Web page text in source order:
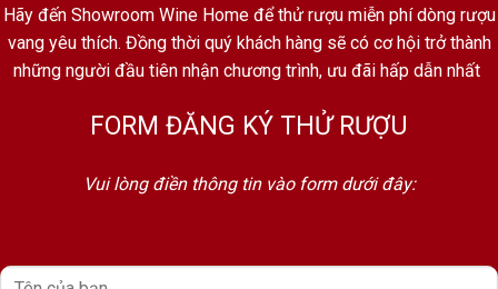
Hãy đến Showroom Wine Home để thử rượu miễn phí dòng rượu
vang yêu thích. Đồng thời quý khách hàng sẽ có cơ hội trở thành
những người đầu tiên nhận chương trình, ưu đãi hấp dẫn nhất
FORM ĐĂNG KÝ THỬ RƯỢU
Vui lòng điền thông tin vào form dưới đây: